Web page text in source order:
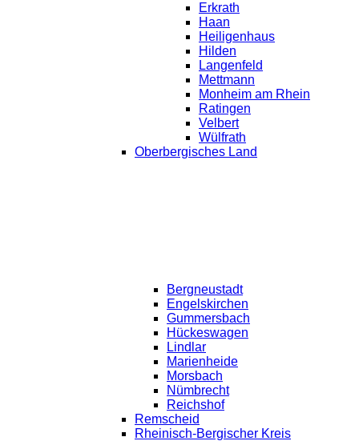
Erkrath
Haan
Heiligenhaus
Hilden
Langenfeld
Mettmann
Monheim am Rhein
Ratingen
Velbert
Wülfrath
Oberbergisches Land
Bergneustadt
Engelskirchen
Gummersbach
Hückeswagen
Lindlar
Marienheide
Morsbach
Nümbrecht
Reichshof
Remscheid
Rheinisch-Bergischer Kreis